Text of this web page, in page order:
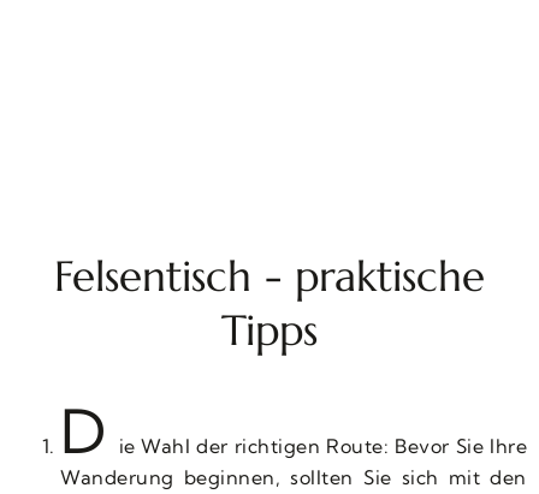
Felsentisch - praktische
Tipps
D
ie Wahl der richtigen Route: Bevor Sie Ihre
Wanderung beginnen, sollten Sie sich mit den